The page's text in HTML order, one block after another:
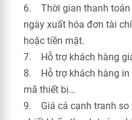
6. Thời gian thanh toán
ngày xuất hóa đơn tài
hoặc tiền mặt.
7. Hỗ trợ khách hàng
8. Hỗ trợ khách hàng in
mã thiết bị…
9. Giá cả cạnh tranh so